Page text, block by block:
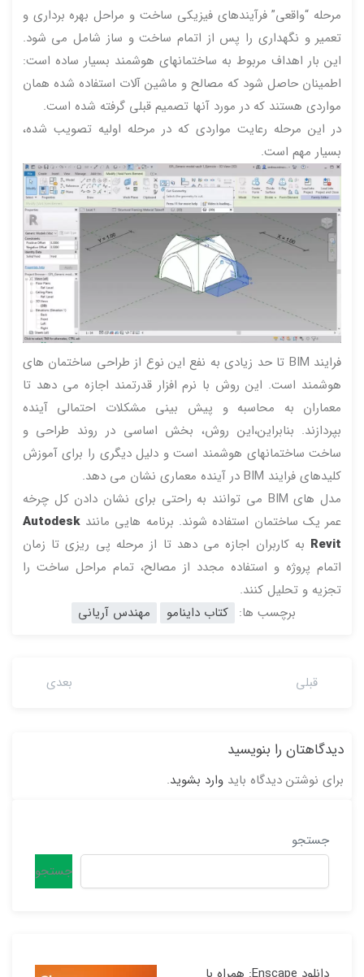
مرحله “واقعی” فرآیندهای فیزیکی ساخت و مراحل بهره برداری و
تعمیر و نگهداری را پس از اتمام ساخت و ساز شامل می شود.
این بار اهداف مربوط به ساختمانهای هوشمند بسیار ساده است:
اطمینان حاصل شود که مصالح و ماشین آلات استفاده شده همان
مواردی هستند که در مورد آنها تصمیم قبلی گرفته شده است.
در این مرحله رعایت مواردی که در مرحله اولیه تصویب شده،
بسیار مهم است.
فرایند BIM تا حد زیادی به نفع این نوع از طراحی ساختمان های
هوشمند است. این روش با نرم افزار قدرتمند اجازه می دهد تا
معماران به محاسبه و پیش بینی مشکلات احتمالی آینده
بپردازند. بنابراین،این روش، بخش اساسی در روند طراحی و
ساخت ساختمانهای هوشمند است و دلیل دیگری را برای آموزش
کلیدهای فرایند BIM در آینده معماری نشان می دهد.
مدل های BIM می توانند به راحتی برای نشان دادن کل چرخه
عمر یک ساختمان استفاده شوند. برنامه هایی مانندAutodesk
Revit به کاربران اجازه می دهد تا از مرحله پی ریزی تا زمان
اتمام پروژه و استفاده مجدد از مصالح، تمام مراحل ساخت را
تجزیه و تحلیل کنند.
برچسب ها: کتاب داینامو مهندس آریانی
قبلی بعدی
دیدگاهتان را بنویسید
برای نوشتن دیدگاه باید وارد بشوید.
جستجو
جستجو